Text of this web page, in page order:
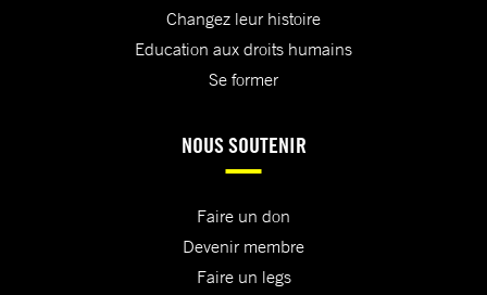
Changez leur histoire
Education aux droits humains
Se former
NOUS SOUTENIR
Faire un don
Devenir membre
Faire un legs